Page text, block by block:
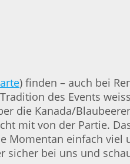
) finden – auch bei
des Events
die Kanada/
mit von der Partie.
Momentan einfach viel
bei uns und